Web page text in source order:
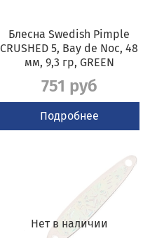
Блесна Swedish Pimple
CRUSHED 5, Bay de Noc, 48
мм, 9,3 гр, GREEN
751 руб
Подробнее
Нет в наличии